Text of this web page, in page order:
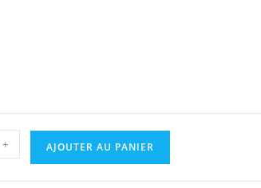
+ AJOUTER AU PANIER